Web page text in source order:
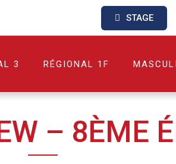
STAGE
3 RÉGIONAL 1F
– 8ÈME